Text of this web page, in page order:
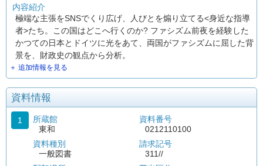
内容紹介
極端な主張をSNSでくり広げ、人びとを煽り立てる<身近な指導
者>たち。この国はどこへ行くのか? ファシズム前夜を経験した
かつての日本とドイツに光をあて、両国がファシズムに屈した背
景を、財政史の観点から分析。
＋ 追加情報を見る
資料情報
1
所蔵館
東和
資料種別
一般図書
資料番号
0212110100
請求記号
311//